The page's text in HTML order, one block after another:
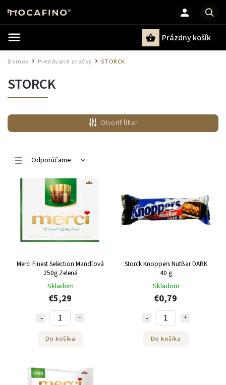
Prázdny košík
Domov Predávané značky STORCK
STORCK
Otvoriť filter
Odporúčame
Najlacnejšie
Najdrahšie
Najpredávanejšie
Abecedne
Merci Finest Selection Mandľová
250g Zelená
Skladom
€5,29
Do košíka
Storck Knoppers NutBar DARK
40 g
Skladom
€0,79
Do košíka